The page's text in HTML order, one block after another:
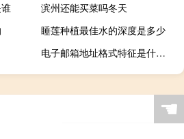
滨州还能买菜吗冬天
睡莲种植最佳水的深度是多少
电子邮箱地址格式特征是什么（电子邮箱地址格式）
☚